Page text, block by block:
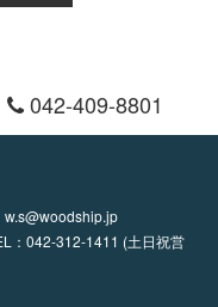
042-409-8801
w.s@woodship.jp
：042-312-1411 (土日祝営